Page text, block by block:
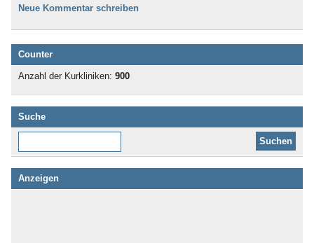
Neue Kommentar schreiben
Counter
Anzahl der Kurkliniken: 900
Suche
Anzeigen